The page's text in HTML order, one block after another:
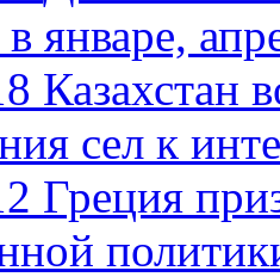
январе,
Казахстан
сел к
Греция